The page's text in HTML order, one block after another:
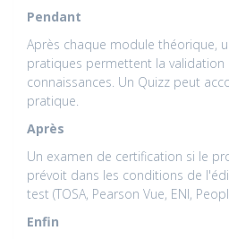
Pendant
Après chaque module théorique,
pratiques permettent la validation
connaissances. Un Quizz peut
pratique.
Après
Un examen de certification si le
prévoit dans les conditions de
test (TOSA, Pearson Vue, ENI,
Enfin